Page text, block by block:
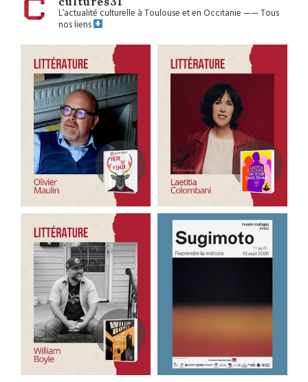
L’actualité culturelle à Toulouse et en Occitanie——Tous
nos liens